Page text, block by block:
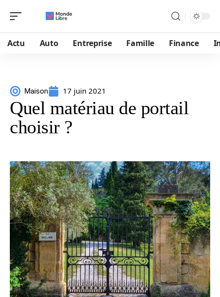
Actu Auto Entreprise Famille Finance
Maison 17 juin 2021
Quel matériau de portail
choisir ?